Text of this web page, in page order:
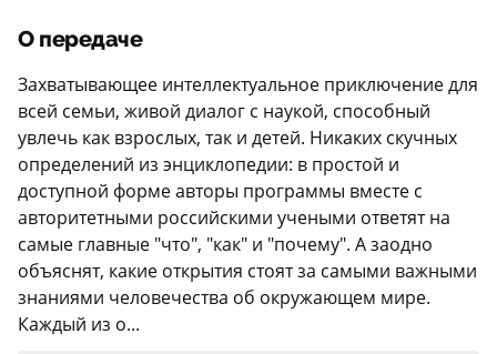
О передаче
Захватывающее интеллектуальное приключение для
всей семьи, живой диалог с наукой, способный
увлечь как взрослых, так и детей. Никаких скучных
определений из энциклопедии: в простой и
доступной форме авторы программы вместе с
авторитетными российскими учеными ответят на
самые главные "что", "как" и "почему". А заодно
объяснят, какие открытия стоят за самыми важными
знаниями человечества об окружающем мире.
Каждый из о...